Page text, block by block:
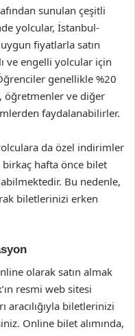
sunulan çeşitli
yolcular, İstanbul-
fiyatlarla satın
ve engelli yolcular için
genellikle %20
öğretmenler ve diğer
faydalanabilirler.
da özel indirimler
hafta önce bilet
Bu nedenle,
biletlerinizi erken
olarak satın almak
resmi web sitesi
biletlerinizi
Online bilet alımında,